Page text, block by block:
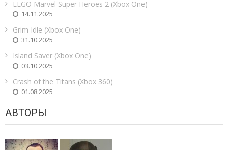
LEGO Marvel Super Heroes 2 (Xbox One)
14.11.2025
Grim Idle (Xbox One)
31.10.2025
Island Saver (Xbox One)
03.10.2025
Crash of the Titans (Xbox 360)
01.08.2025
АВТОРЫ